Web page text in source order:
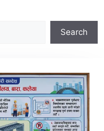
Search